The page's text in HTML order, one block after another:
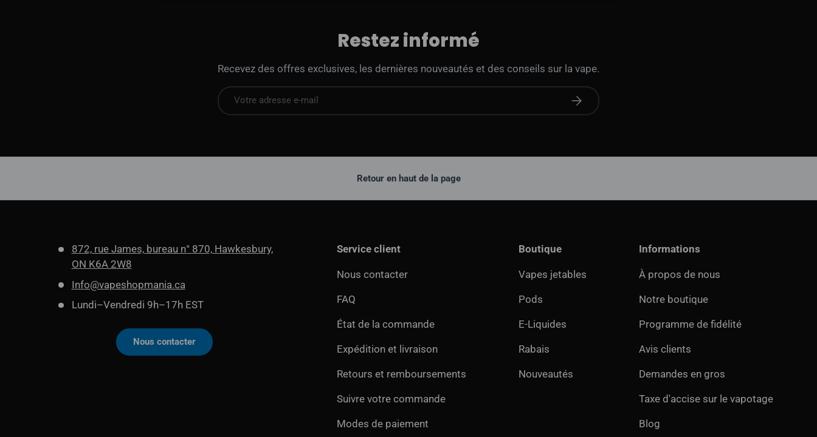
Restez informé
Recevez des offres exclusives, les dernières nouveautés et des conseils sur la vape.
E-mail S'abonner
Retour en haut de la page
872, rue James, bureau n° 870, Hawkesbury,
ON K6A 2W8
Info@vapeshopmania.ca
Lundi–Vendredi 9h–17h EST
Nous contacter
Service client
Nous contacter
FAQ
État de la commande
Expédition et livraison
Retours et remboursements
Suivre votre commande
Modes de paiement
Boutique
Vapes jetables
Pods
E-Liquides
Rabais
Nouveautés
Informations
À propos de nous
Notre boutique
Programme de fidélité
Avis clients
Demandes en gros
Taxe d'accise sur le vapotage
Blog